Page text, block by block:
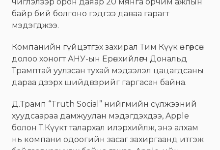
байр бий болгоно гэдгээ даваа гарагт
мэдэгджээ.
Компанийн гүйцэтгэх захирал Тим Күүк өнгөрсөн
долоо хоногт АНУ-ын Ерөнхийлөгч Дональд
Трамптай уулзсан тухай мэдээлэл цацагдсаны
дараа дээрх шийдвэрийг гаргасан байна.
Д.Трамп “Truth Social” нийгмийн сүлжээний
хуудсаараа дамжуулан мэдэгдэхдээ, Apple
болон Т.Күүкт талархал илэрхийлж, энэ алхам
нь компани одоогийн засаг захиргаанд итгэж